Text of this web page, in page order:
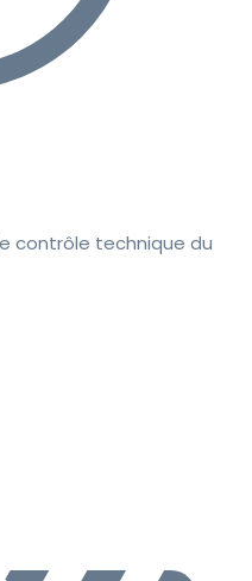
contrôle technique du